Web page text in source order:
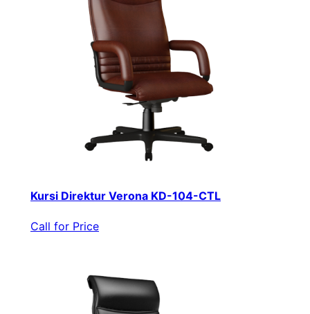
Kursi Direktur Verona KD-104-CTL
Call for Price